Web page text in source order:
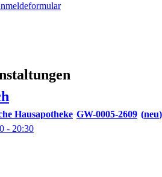
Hausapotheke GW-0005-2609
neu
- 20:30